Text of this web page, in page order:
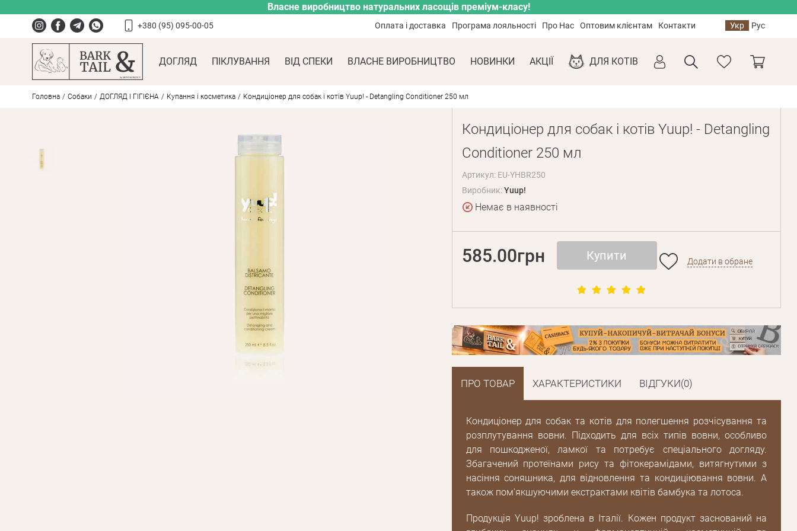
Власне виробництво натуральних ласощів преміум-класу!
+380 (95) 095-00-05 Оплата і доставка Програма лояльності Про Нас Оптовим клієнтам Контакти Укр Рус
ДОГЛЯД ПІКЛУВАННЯ ВІД СПЕКИ ВЛАСНЕ ВИРОБНИЦТВО НОВИНКИ АКЦІЇ ДЛЯ КОТІВ
Головна Собаки ДОГЛЯД І ГІГІЄНА Купання і косметика Кондиціонер для собак і котів Yuup! - Detangling Conditioner 250 мл
Кондиціонер для собак і котів Yuup! - Detangling
Conditioner 250 мл
Артикул: EU-YHBR250
Виробник:Yuup!
Немає в наявності
585.00грн Купити Додати в обране
ПРО ТОВАР ХАРАКТЕРИСТИКИ ВІДГУКИ(0)
Кондиціонер для собак та котів для полегшення розчісування та
розплутування вовни. Підходить для всіх типів вовни, особливо
для пошкодженої, ламкої та потребує спеціального догляду.
Збагачений протеїнами рису та фітокерамідами, витягнутими з
насіння соняшника, для відновлення та кондиціювання вовни. А
також пом'якшуючими екстрактами квітів бамбука та лотоса.
Продукція Yuup! зроблена в Італії. Кожен продукт заснований на